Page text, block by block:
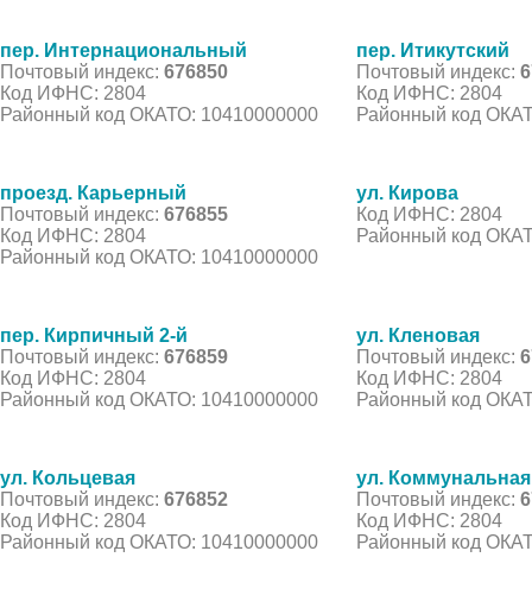
пер. Интернациональный
Почтовый индекс: 676850
Код ИФНС: 2804
Районный код ОКАТО: 10410000000
пер. Итикутский
Почтовый индекс:
Код ИФНС: 2804
Районный код
проезд. Карьерный
Почтовый индекс: 676855
Код ИФНС: 2804
Районный код ОКАТО: 10410000000
ул. Кирова
Код ИФНС: 2804
Районный код
пер. Кирпичный 2-й
Почтовый индекс: 676859
Код ИФНС: 2804
Районный код ОКАТО: 10410000000
ул. Кленовая
Почтовый индекс:
Код ИФНС: 2804
Районный код
ул. Кольцевая
Почтовый индекс: 676852
Код ИФНС: 2804
Районный код ОКАТО: 10410000000
ул. Коммунальная
Почтовый индекс:
Код ИФНС: 2804
Районный код